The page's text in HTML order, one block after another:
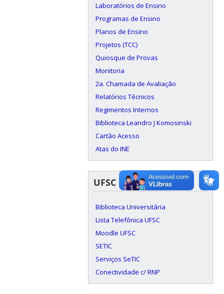
Laboratórios de Ensino
Programas de Ensino
Planos de Ensino
Projetos (TCC)
Quiosque de Provas
Monitoria
2a. Chamada de Avaliação
Relatórios Técnicos
Regimentos Internos
Biblioteca Leandro J Komosinski
Cartão Acesso
Atas do INE
UFSC
Biblioteca Universitária
Lista Telefônica UFSC
Moodle UFSC
SETIC
Serviços SeTIC
Conectividade c/ RNP